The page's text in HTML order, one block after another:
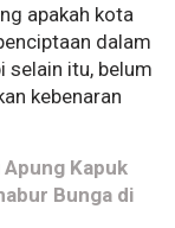
apakah kota
dalam
selain itu, belum
kebenaran
Kapuk
Bunga di